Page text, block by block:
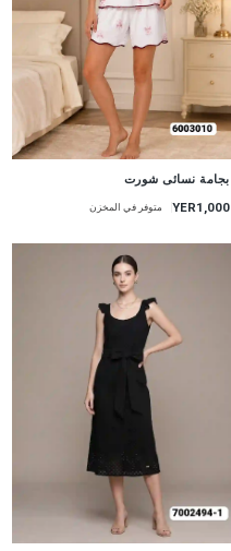
بجامة نسائى شورت
YER1,000 متوفر في المخزن